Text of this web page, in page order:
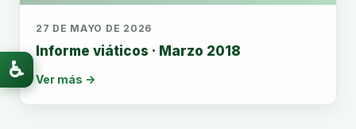
27 DE MAYO DE 2026
Informe viáticos · Marzo 2018
Ver más →
♿